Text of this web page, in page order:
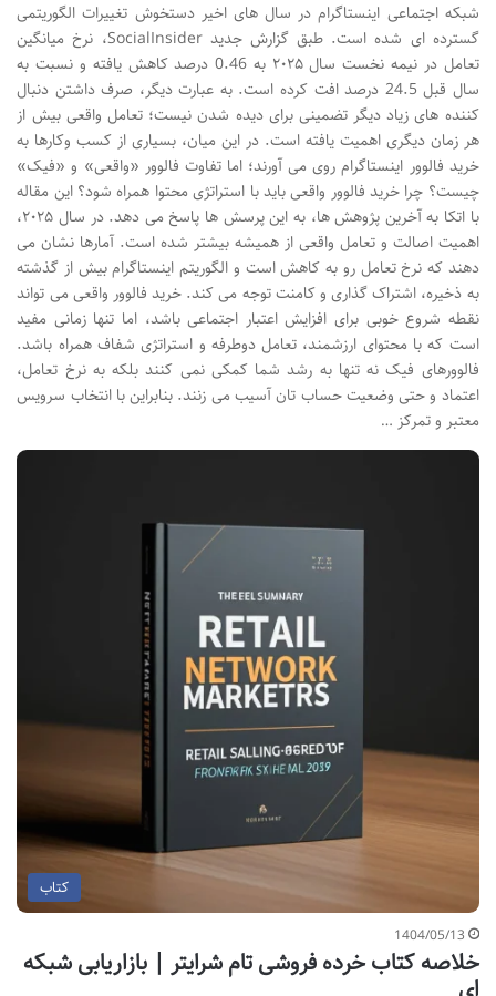
شبکه اجتماعی اینستاگرام در سال های اخیر دستخوش تغییرات الگوریتمی
گسترده ای شده است. طبق گزارش جدید SocialInsider، نرخ میانگین
تعامل در نیمه نخست سال ۲۰۲۵ به 0.46 درصد کاهش یافته و نسبت به
سال قبل 24.5 درصد افت کرده است. به عبارت دیگر، صرف داشتن دنبال
کننده های زیاد دیگر تضمینی برای دیده شدن نیست؛ تعامل واقعی بیش از
هر زمان دیگری اهمیت یافته است. در این میان، بسیاری از کسب وکارها به
خرید فالوور اینستاگرام روی می آورند؛ اما تفاوت فالوور «واقعی» و «فیک»
چیست؟ چرا خرید فالوور واقعی باید با استراتژی محتوا همراه شود؟ این مقاله
با اتکا به آخرین پژوهش ها، به این پرسش ها پاسخ می دهد. در سال ۲۰۲۵،
اهمیت اصالت و تعامل واقعی از همیشه بیشتر شده است. آمارها نشان می
دهند که نرخ تعامل رو به کاهش است و الگوریتم اینستاگرام بیش از گذشته
به ذخیره، اشتراک گذاری و کامنت توجه می کند. خرید فالوور واقعی می تواند
نقطه شروع خوبی برای افزایش اعتبار اجتماعی باشد، اما تنها زمانی مفید
است که با محتوای ارزشمند، تعامل دوطرفه و استراتژی شفاف همراه باشد.
فالوورهای فیک نه تنها به رشد شما کمکی نمی کنند بلکه به نرخ تعامل،
اعتماد و حتی وضعیت حساب تان آسیب می زنند. بنابراین با انتخاب سرویس
معتبر و تمرکز …
کتاب
1404/05/13
خلاصه کتاب خرده فروشی تام شرایتر | بازاریابی شبکه